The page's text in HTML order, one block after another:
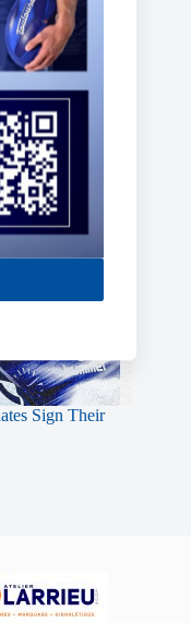
Sign Their